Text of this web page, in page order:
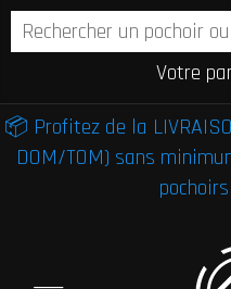
Votre
📦 Profitez de la
DOM/TOM) sans